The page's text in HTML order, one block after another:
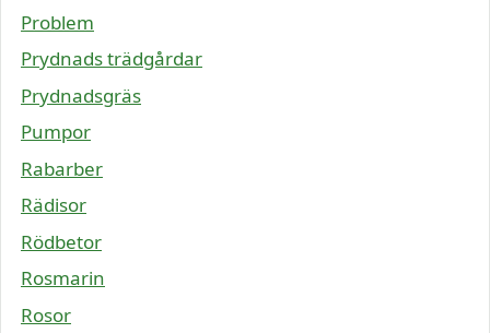
Problem
Prydnads trädgårdar
Prydnadsgräs
Pumpor
Rabarber
Rädisor
Rödbetor
Rosmarin
Rosor